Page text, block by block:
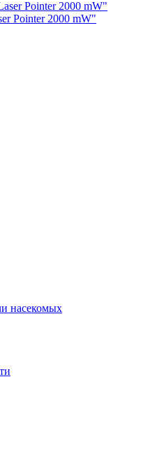
Pointer 2000 mW"
насекомых